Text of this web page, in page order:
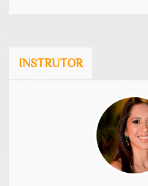
INSTRUTOR